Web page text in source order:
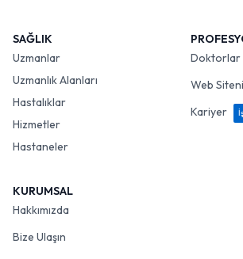
SAĞLIK
Uzmanlar
Uzmanlık Alanları
Hastalıklar
Hizmetler
Hastaneler
Doktorlar
Web
Kariyer
KURUMSAL
Hakkımızda
Bize Ulaşın